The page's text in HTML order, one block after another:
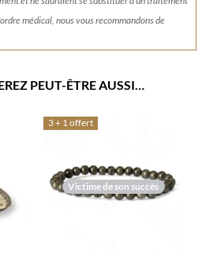
médical, nous vous recommandons de
PEUT-ÊTRE AUSSI…
Victime de son succès
3 + 1 offert